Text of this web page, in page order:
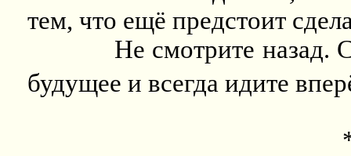
тем, что ещё предстоит
Не смотрите назад.
будущее и всегда идите